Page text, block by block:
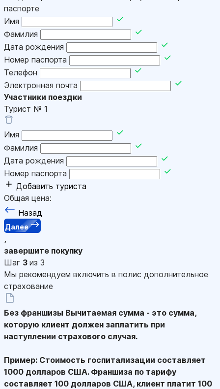
паспорте
Имя
Фамилия
Дата рождения
Номер паспорта
Телефон
Электронная почта
Участники поездки
Турист № 1
Имя
Фамилия
Дата рождения
Номер паспорта
Добавить туриста
Общая цена:
Назад
Далее
,
завершите покупку
Шаг 3 из 3
Мы рекомендуем включить в полис дополнительное
страхование
Без франшизы Вычитаемая сумма - это сумма,
которую клиент должен заплатить при
наступлении страхового случая.
Пример: Стоимость госпитализации составляет
1000 долларов США. Франшиза по тарифу
составляет 100 долларов США, клиент платит 100